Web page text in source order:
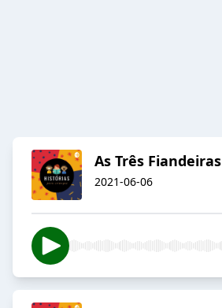
As Três Fiandeiras
2021-06-06